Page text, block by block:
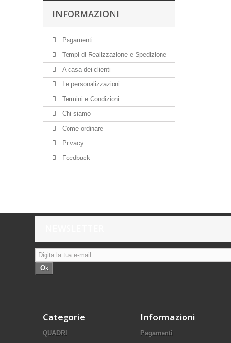
INFORMAZIONI
Pagamenti
Tempi di Realizzazione e Spedizione
A casa dei clienti
Le personalizzazioni
Termini e Condizioni
Chi siamo
Come ordinare
Privacy
Feedback
Ok
Categorie
QUADRI
Informazioni
Pagamenti